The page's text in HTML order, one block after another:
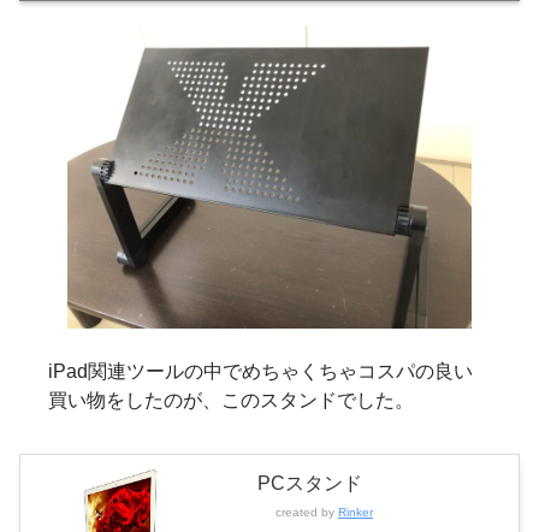
iPad関連ツールの中でめちゃくちゃコスパの良い
買い物をしたのが、このスタンドでした。
PCスタンド
created by Rinker